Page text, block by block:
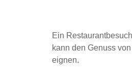
Ein
kann den Genuss
eignen.